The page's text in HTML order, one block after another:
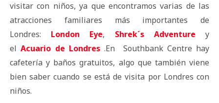
visitar con niños, ya que encontramos varias de las
atracciones familiares más importantes de
Londres: London Eye, Shrek´s Adventure y
elAcuario de Londres.En Southbank Centre hay
cafetería y baños gratuitos, algo que también viene
bien saber cuando se está de visita por Londres con
niños.